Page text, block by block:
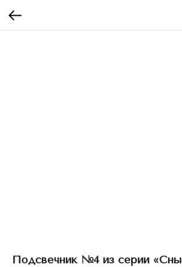
Подсвечник №4 из серии